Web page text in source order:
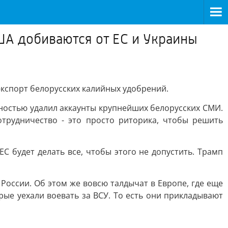
добиваются от ЕС и Украины
белорусских калийных удобрений.
удалил аккаунты крупнейших белорусских СМИ.
- это просто риторика, чтобы решить
будет делать все, чтобы этого не допустить. Трамп
Об этом же вовсю талдычат в Европе, где еще
уехали воевать за ВСУ. То есть они прикладывают